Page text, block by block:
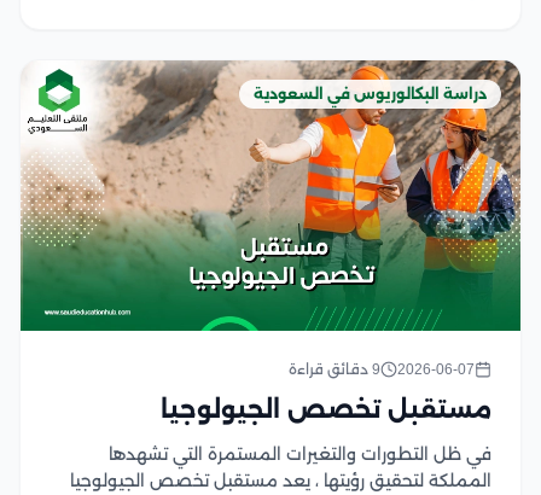
دراسة البكالوريوس في السعودية
2026-06-07 9 دقائق قراءة
مستقبل تخصص الجيولوجيا
في ظل التطورات والتغيرات المستمرة التي تشهدها
المملكة لتحقيق رؤيتها ، يعد مستقبل تخصص الجيولوجيا